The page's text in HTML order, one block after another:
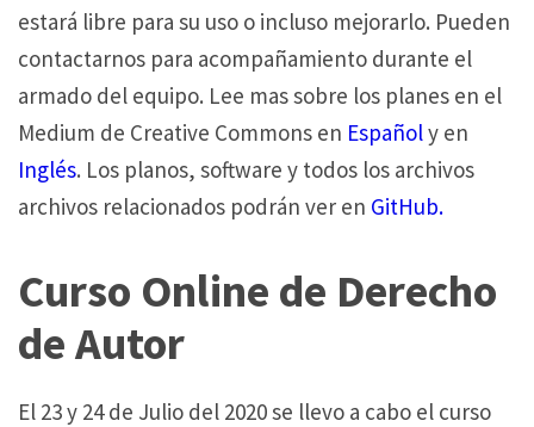
estará libre para su uso o incluso mejorarlo. Pueden
contactarnos para acompañamiento durante el
armado del equipo. Lee mas sobre los planes en el
Medium de Creative Commons en Españoly en
Inglés. Los planos, software y todos los archivos
archivos relacionados podrán ver en GitHub.
Curso Online de Derecho
de Autor
El 23 y 24 de Julio del 2020 se llevo a cabo el curso